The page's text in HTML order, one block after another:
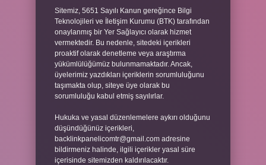
Sitemiz, 5651 Sayılı Kanun gereğince Bilgi
Teknolojileri ve İletişim Kurumu (BTK) tarafından
onaylanmış bir Yer Sağlayıcı olarak hizmet
vermektedir. Bu nedenle, sitedeki içerikleri
proaktif olarak denetleme veya araştırma
yükümlülüğümüz bulunmamaktadır. Ancak,
üyelerimiz yazdıkları içeriklerin sorumluluğunu
taşımakta olup, siteye üye olarak bu
sorumluluğu kabul etmiş sayılırlar.
Hukuka ve yasal düzenlemelere aykırı olduğunu
düşündüğünüz içerikleri,
backlinkpanelicomtr@gmail.com adresine
bildirmeniz halinde, ilgili içerikler yasal süre
içerisinde sitemizden kaldırılacaktır.